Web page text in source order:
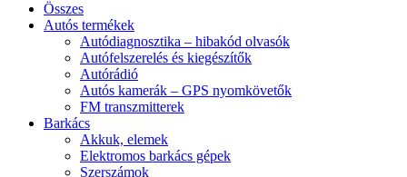
Összes
Autós termékek
Autódiagnosztika – hibakód olvasók
Autófelszerelés és kiegészítők
Autórádió
Autós kamerák – GPS nyomkövetők
FM transzmitterek
Barkács
Akkuk, elemek
Elektromos barkács gépek
Szerszámok